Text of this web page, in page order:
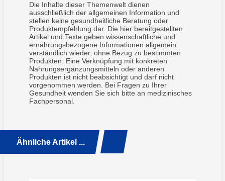
Die Inhalte dieser Themenwelt dienen
ausschließlich der allgemeinen Information und
stellen keine gesundheitliche Beratung oder
Produktempfehlung dar. Die hier bereitgestellten
Artikel und Texte geben wissenschaftliche und
ernährungsbezogene Informationen allgemein
verständlich wieder, ohne Bezug zu bestimmten
Produkten. Eine Verknüpfung mit konkreten
Nahrungsergänzungsmitteln oder anderen
Produkten ist nicht beabsichtigt und darf nicht
vorgenommen werden. Bei Fragen zu Ihrer
Gesundheit wenden Sie sich bitte an medizinisches
Fachpersonal.
Ähnliche Artikel ...